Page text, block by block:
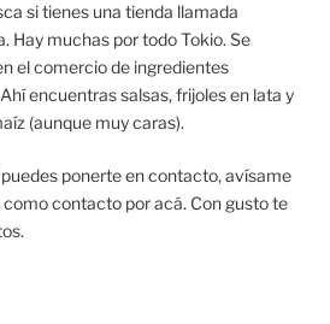
si tienes una tienda llamada
Hay muchas por todo Tokio. Se
el comercio de ingredientes
encuentras salsas, frijoles en lata y
(aunque muy caras).
puedes ponerte en contacto, avísame
contacto por acá. Con gusto te